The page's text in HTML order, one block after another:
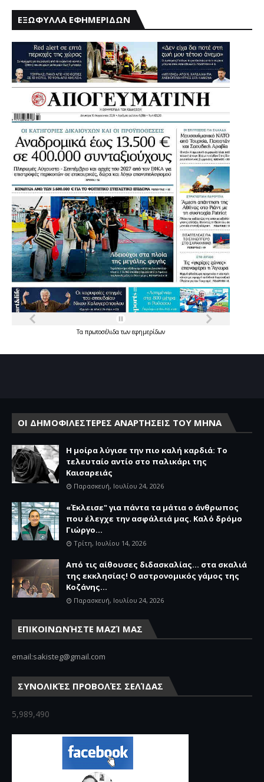
ΕΞΩΦΥΛΛΑ ΕΦΗΜΕΡΙΔΩΝ
Τα πρωτοσέλιδατων εφημερίδων
ΟΙ ΔΗΜΟΦΙΛΕΣΤΕΡΕΣ ΑΝΑΡΤΗΣΕΙΣ ΤΟΥ ΜΗΝΑ
Η μοίρα λύγισε την πιο καλή καρδιά: Το
τελευταίο αντίο στο παλικάρι της
Καισαρειάς
Παρασκευή, Ιουλίου 24, 2026
«Έκλεισε" για πάντα τα μάτια ο άνθρωπος
που έλεγχε την ασφάλειά μας. Καλό δρόμο
Γιώργο...
Τρίτη, Ιουλίου 14, 2026
Από τις αίθουσες διδασκαλίας… στα σκαλιά
της εκκλησίας! Ο αστρονομικός γάμος της
Κοζάνης...
Παρασκευή, Ιουλίου 24, 2026
ΕΠΙΚΟΙΝΩΝΉΣΤΕ ΜΑΖΊ ΜΑΣ
email:sakisteg@gmail.com
ΣΥΝΟΛΙΚΈΣ ΠΡΟΒΟΛΈΣ ΣΕΛΊΔΑΣ
5,989,490